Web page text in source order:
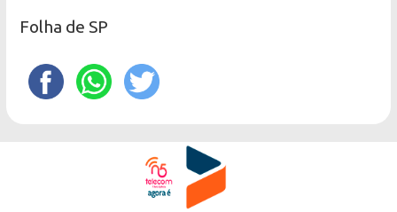
Folha de SP